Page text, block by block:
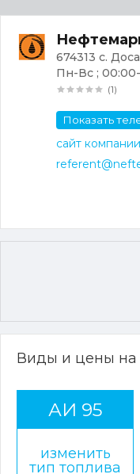
674313 с.
Пн-Вс ;
(1)
Показать
сайт компании
Виды и цены на
АИ 95
изменить
тип топлива